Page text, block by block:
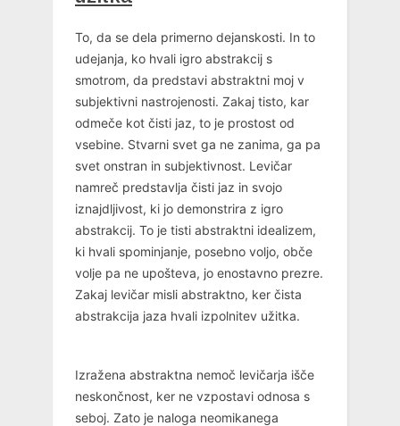
To, da se dela primerno dejanskosti. In to
udejanja, ko hvali igro abstrakcij s
smotrom, da predstavi abstraktni moj v
subjektivni nastrojenosti. Zakaj tisto, kar
odmeče kot čisti jaz, to je prostost od
vsebine. Stvarni svet ga ne zanima, ga pa
svet onstran in subjektivnost. Levičar
namreč predstavlja čisti jaz in svojo
iznajdljivost, ki jo demonstrira z igro
abstrakcij. To je tisti abstraktni idealizem,
ki hvali spominjanje, posebno voljo, obče
volje pa ne upošteva, jo enostavno prezre.
Zakaj levičar misli abstraktno, ker čista
abstrakcija jaza hvali izpolnitev užitka.
Izražena abstraktna nemoč levičarja išče
neskončnost, ker ne vzpostavi odnosa s
seboj. Zato je naloga neomikanega